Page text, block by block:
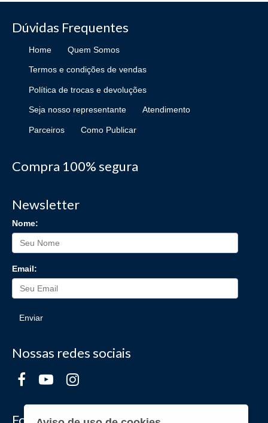
Dúvidas Frequentes
Home Quem Somos
Termos e condições de vendas
Política de trocas e devoluções
Seja nosso representante Atendimento
Parceiros Como Publicar
Compra 100% segura
Newsletter
Nome:
Email:
Enviar
Nossas redes sociais
Formas de Pagamento